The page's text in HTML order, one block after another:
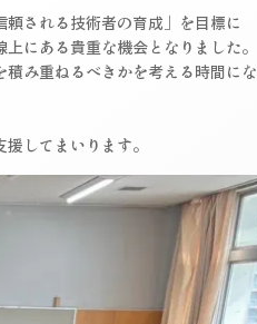
される技術者の育成」を目標に
にある貴重な機会となりました。
み重ねるべきかを考える時間にな
してまいります。